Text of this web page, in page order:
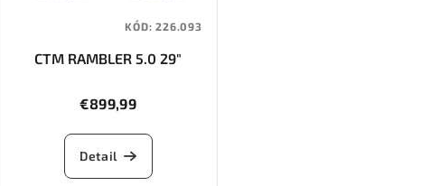
CTM RAMBLER 5.0 29"
€899,99
Detail
KÓD:226.093